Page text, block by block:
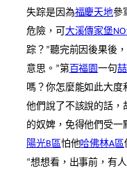
失踪是因為福慶天地參
危險，可 大溪傳家堡
踪？”聽完前因後果後
意思。”第 百福園一句
嗎？你怎麼能如此大度
他們說了不該說的話，
的奴婢，免得他們受一
陽光B區怕他哈佛林A區
“想想看，出事前，有